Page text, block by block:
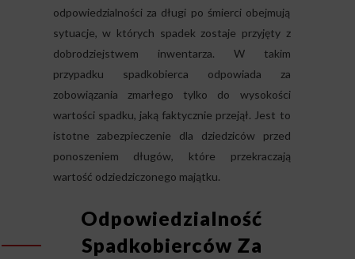
odpowiedzialności za długi po śmierci obejmują
sytuacje, w których spadek zostaje przyjęty z
dobrodziejstwem inwentarza. W takim
przypadku spadkobierca odpowiada za
zobowiązania zmarłego tylko do wysokości
wartości spadku, jaką faktycznie przejął. Jest to
istotne zabezpieczenie dla dziedziców przed
ponoszeniem długów, które przekraczają
wartość odziedziczonego majątku.
Odpowiedzialność
Spadkobierców Za